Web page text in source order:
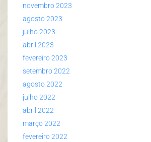
novembro 2023
agosto 2023
julho 2023
abril 2023
fevereiro 2023
setembro 2022
agosto 2022
julho 2022
abril 2022
março 2022
fevereiro 2022